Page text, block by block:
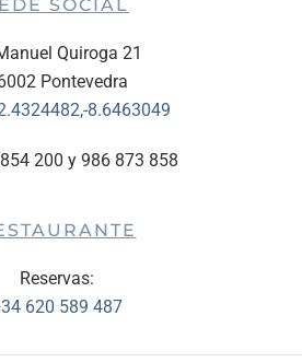
SOCIAL
Quiroga 21
Pontevedra
8.6463049
200 y 986 873 858
Reservas:
620 589 487